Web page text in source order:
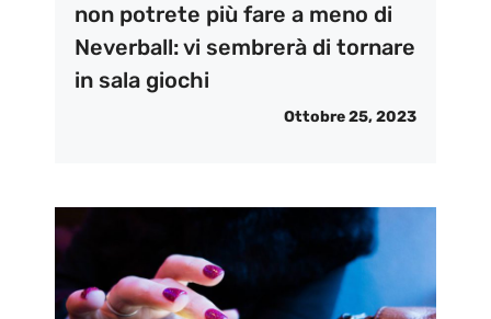
non potrete più fare a meno di
Neverball: vi sembrerà di tornare
in sala giochi
Ottobre 25, 2023